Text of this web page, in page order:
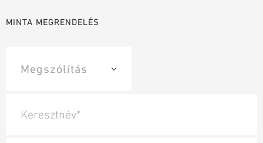
MINTA MEGRENDELÉS
Keresztnév*